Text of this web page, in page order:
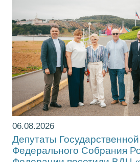
06.08.2026
Депутаты
Федерального Собрания